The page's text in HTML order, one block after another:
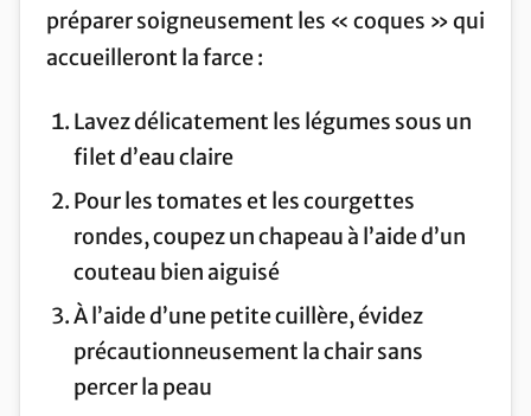
préparer soigneusement les « coques » qui
accueilleront la farce :
Lavez délicatement les légumes sous un
filet d’eau claire
Pour les tomates et les courgettes
rondes, coupez un chapeau à l’aide d’un
couteau bien aiguisé
À l’aide d’une petite cuillère, évidez
précautionneusement la chair sans
percer la peau